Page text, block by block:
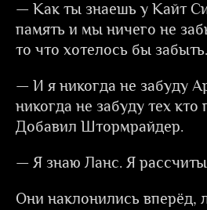
— Как ты знаешь у Кайт
память и мы ничего не
то что хотелось бы забыть.
— И я никогда не забуду
никогда не забуду тех кто
Добавил Штормрайдер.
— Я знаю Ланс. Я
Они наклонились вперёд,